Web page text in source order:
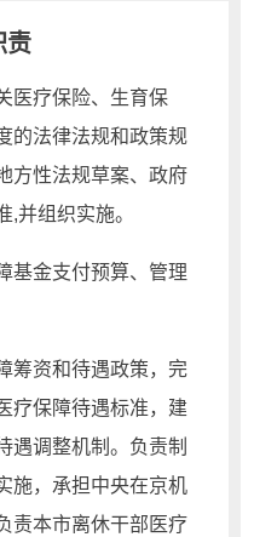
责
医疗保险、生育保
的法律法规和政策规
方性法规草案、政府
,并组织实施。
基金支付预算、管理
筹资和待遇政策，完
疗保障待遇标准，建
遇调整机制。负责制
施，承担中央在京机
责本市离休干部医疗